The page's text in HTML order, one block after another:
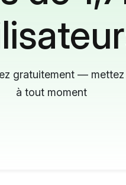
gratuitement — mettez
à tout moment